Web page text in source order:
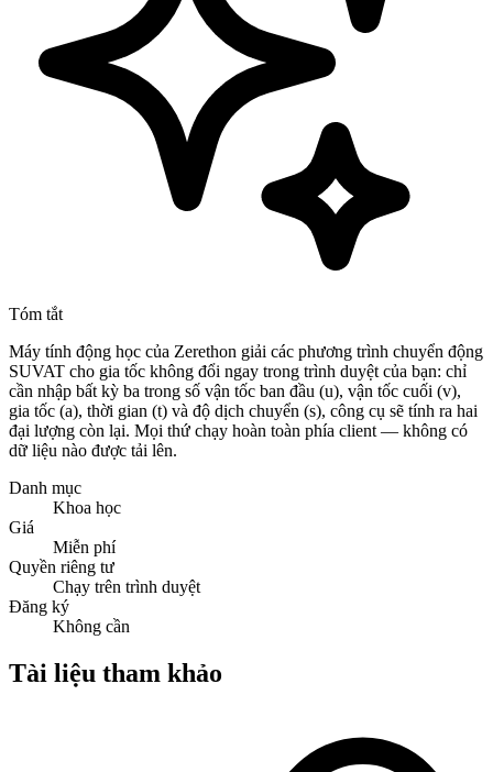
Tóm tắt
Máy tính động học của Zerethon giải các phương trình chuyển động
SUVAT cho gia tốc không đổi ngay trong trình duyệt của bạn: chỉ
cần nhập bất kỳ ba trong số vận tốc ban đầu (u), vận tốc cuối (v),
gia tốc (a), thời gian (t) và độ dịch chuyển (s), công cụ sẽ tính ra hai
đại lượng còn lại. Mọi thứ chạy hoàn toàn phía client — không có
dữ liệu nào được tải lên.
Danh mục
Khoa học
Giá
Miễn phí
Quyền riêng tư
Chạy trên trình duyệt
Đăng ký
Không cần
Tài liệu tham khảo